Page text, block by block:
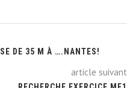
DE 35 M À ….NANTES!
article suivant